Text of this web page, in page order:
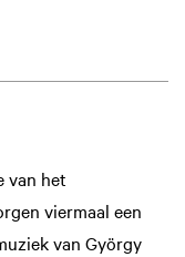
van het
viermaal een
van György